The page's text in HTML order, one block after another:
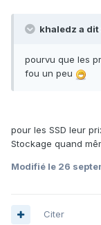
khaledz a dit
pourvu que les
fou un peu
pour les SSD leur
Stockage quand
Modifié le 26
Citer